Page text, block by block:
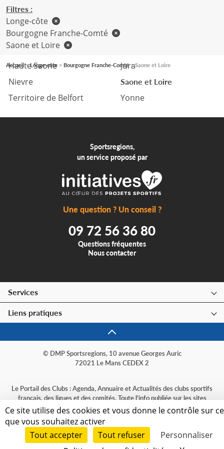
Ce site utilise des cookies et vous donne le contrôle sur
que vous souhaitez activer
Tout accepter
Tout refuser
Personnaliser
Cote d'or
Haute Saone
Jura
Nievre
Saone et Loire
Territoire de Belfort Yonne
Filtres :
Longe-côte
Bourgogne Franche-Comté
Saone et Loire
Accueil Longe-côte Bourgogne Franche-Comté Saone et Loire
Sportsregions,
un service proposé par
Une question ? Un conseil ?
09 72 56 36 80
Questions fréquentes
Nous contacter
Services
Liens pratiques
© DMP Sportsregions, 10 avenue Georges Auric
72021 Le Mans CEDEX 2
Le Portail des Clubs : Agenda, Annuaire et Actualités des clubs sportifs
français, des ligues et des comités. Toute l'info publiée sur les sites
sportsregions, organisée par sport et par région.